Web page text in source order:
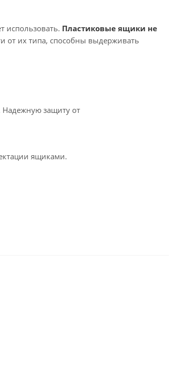
использовать. Пластиковые ящики не
от их типа, способны выдерживать
защиту от
ящиками.